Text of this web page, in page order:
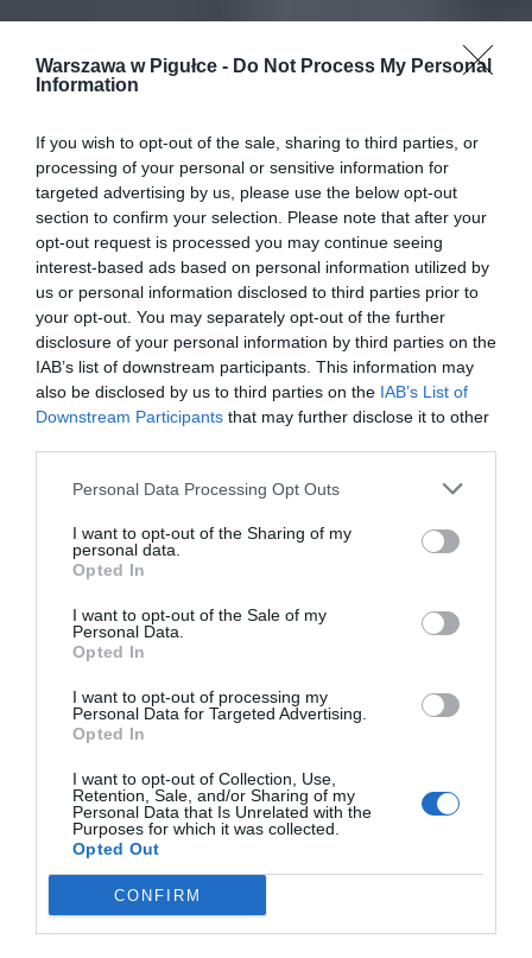
Warszawa w Pigułce - Do Not Process My Personal
Information
If you wish to opt-out of the sale, sharing to third parties, or
processing of your personal or sensitive information for
targeted advertising by us, please use the below opt-out
section to confirm your selection. Please note that after your
opt-out request is processed you may continue seeing
interest-based ads based on personal information utilized by
us or personal information disclosed to third parties prior to
your opt-out. You may separately opt-out of the further
disclosure of your personal information by third parties on the
IAB’s list of downstream participants. This information may
also be disclosed by us to third parties on the IAB’s List of
Downstream Participants that may further disclose it to other
Personal Data Processing Opt Outs
I want to opt-out of the Sharing of my
personal data.
Opted In
I want to opt-out of the Sale of my
Personal Data.
Opted In
I want to opt-out of processing my
Personal Data for Targeted Advertising.
Opted In
I want to opt-out of Collection, Use,
Retention, Sale, and/or Sharing of my
Personal Data that Is Unrelated with the
Purposes for which it was collected.
Opted Out
CONFIRM